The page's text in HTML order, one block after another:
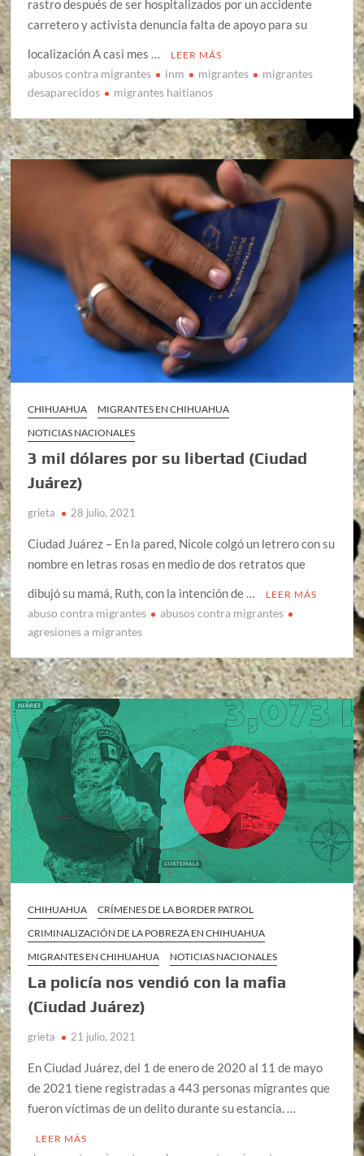
rastro después de ser hospitalizados por un accidente
carretero y activista denuncia falta de apoyo para su
localización A casi mes …
LEER MÁS
abusos contra migrantes inm migrantes
migrantes
desaparecidos
migrantes haitianos
CHIHUAHUA
MIGRANTES EN CHIHUAHUA
NOTICIAS NACIONALES
3 mil dólares por su libertad (Ciudad
Juárez)
grieta 28 julio, 2021
Ciudad Juárez – En la pared, Nicole colgó un letrero con su
nombre en letras rosas en medio de dos retratos que
dibujó su mamá, Ruth, con la intención de …
LEER MÁS
abuso contra migrantes
abusos contra migrantes
agresiones a migrantes
CHIHUAHUA
CRÍMENES DE LA BORDER PATROL
CRIMINALIZACIÓN DE LA POBREZA EN CHIHUAHUA
MIGRANTES EN CHIHUAHUA
NOTICIAS NACIONALES
La policía nos vendió con la mafia
(Ciudad Juárez)
grieta 21 julio, 2021
En Ciudad Juárez, del 1 de enero de 2020 al 11 de mayo
de 2021 tiene registradas a 443 personas migrantes que
fueron víctimas de un delito durante su estancia. …
LEER MÁS